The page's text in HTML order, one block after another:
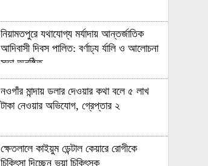
নিয়ামতপুরে যথাযোগ্য মর্যাদায় আন্তর্জাতিক
আদিবাসী দিবস পালিত: বর্ণাঢ্য র্যালি ও আলোচনা
সভা অনুষ্ঠিত
নওগাঁর মান্দায় ডলার দেওয়ার কথা বলে ৫ লাখ
টাকা নেওয়ার অভিযোগ, গ্রেপ্তার ২
ক্ষেতলালে কাইয়ুম ডেন্টাল কেয়ারে রোগীকে
চিকিৎসা দিচ্ছেন ভুয়া চিকিৎসক